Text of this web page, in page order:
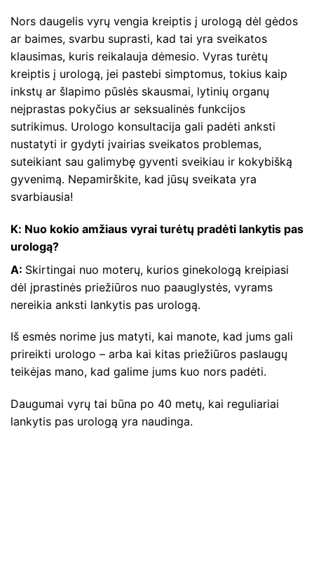
Nors daugelis vyrų vengia kreiptis į urologą dėl gėdos
ar baimes, svarbu suprasti, kad tai yra sveikatos
klausimas, kuris reikalauja dėmesio. Vyras turėtų
kreiptis į urologą, jei pastebi simptomus, tokius kaip
inkstų ar šlapimo pūslės skausmai, lytinių organų
neįprastas pokyčius ar seksualinės funkcijos
sutrikimus. Urologo konsultacija gali padėti anksti
nustatyti ir gydyti įvairias sveikatos problemas,
suteikiant sau galimybę gyventi sveikiau ir kokybišką
gyvenimą. Nepamirškite, kad jūsų sveikata yra
svarbiausia!
K: Nuo kokio amžiaus vyrai turėtų pradėti lankytis pas
urologą?
A: Skirtingai nuo moterų, kurios ginekologą kreipiasi
dėl įprastinės priežiūros nuo paauglystės, vyrams
nereikia anksti lankytis pas urologą.
Iš esmės norime jus matyti, kai manote, kad jums gali
prireikti urologo – arba kai kitas priežiūros paslaugų
teikėjas mano, kad galime jums kuo nors padėti.
Daugumai vyrų tai būna po 40 metų, kai reguliariai
lankytis pas urologą yra naudinga.